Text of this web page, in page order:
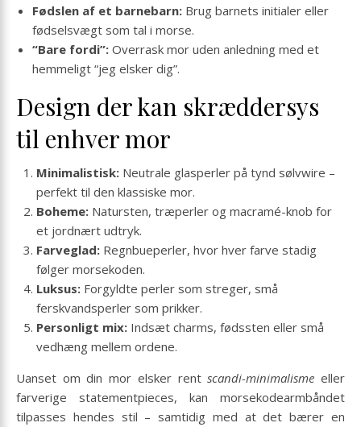
Fødslen af et barnebarn: Brug barnets initialer eller
fødsels­vægt som tal i morse.
“Bare fordi”: Overrask mor uden anledning med et
hemmeligt “jeg elsker dig”.
Design der kan skræddersys
til enhver mor
Minimalistisk: Neutrale glasperler på tynd sølvwire –
perfekt til den klassiske mor.
Boheme: Natursten, træperler og macramé-knob for
et jordnært udtryk.
Farveglad: Regnbueperler, hvor hver farve stadig
følger morsekoden.
Luksus: Forgyldte perler som streger, små
ferskvands­perler som prikker.
Personligt mix: Indsæt charms, føds­sten eller små
vedhæng mellem ordene.
Uanset om din mor elsker rentscandi-minimalisme eller
farverige statement­pieces, kan morsekode­armbåndet
tilpasses hendes stil – samtidig med at det bærer en